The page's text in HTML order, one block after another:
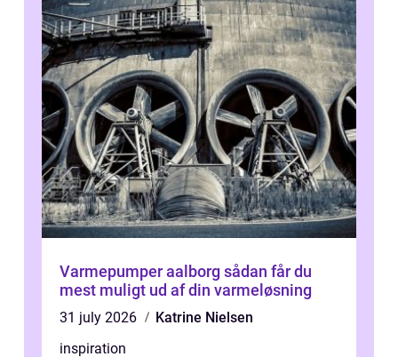
Varmepumper aalborg sådan får du
mest muligt ud af din varmeløsning
31 july 2026
Katrine Nielsen
inspiration